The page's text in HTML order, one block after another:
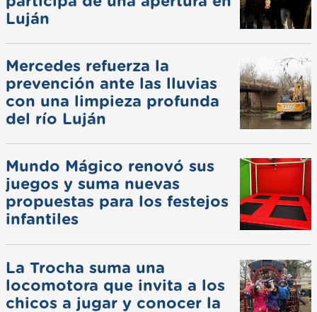
Luján
Mercedes refuerza la
prevención ante las lluvias
con una limpieza profunda
del río Luján
Mundo Mágico renovó sus
juegos y suma nuevas
propuestas para los festejos
infantiles
La Trocha suma una
locomotora que invita a los
chicos a jugar y conocer la